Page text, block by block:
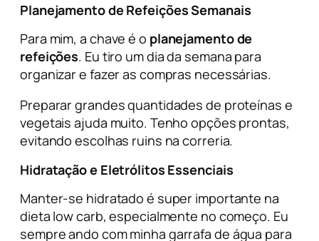
Planejamento de Refeições Semanais
Para mim, a chave é o planejamento de
refeições. Eu tiro um dia da semana para
organizar e fazer as compras necessárias.
Preparar grandes quantidades de proteínas e
vegetais ajuda muito. Tenho opções prontas,
evitando escolhas ruins na correria.
Hidratação e Eletrólitos Essenciais
Manter-se hidratado é super importante na
dieta low carb, especialmente no começo. Eu
sempre ando com minha garrafa de água para